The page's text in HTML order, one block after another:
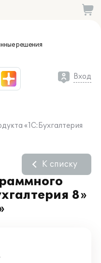
решения
Вход
«1С:Бухгалтерия
8»
К списку